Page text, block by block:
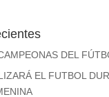
DEL
EL FUTBOL